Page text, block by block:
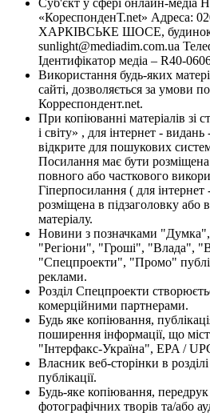
«КореспонденТ.net» Адреса:
ХАРКІВСЬКЕ ШОСЕ, будинок
sunlight@mediadim.com.ua
Ідентифікатор медіа – R40-
Використання будь-яких
сайті, дозволяється за умови
Корреспондент.net.
При копіюванні матеріалів зі
і світу» , для інтернет -
відкрите для пошукових
Посилання має бути розміщена
повного або часткового
Гіперпосилання ( для
розміщена в підзаголовку або
матеріалу.
Новини з позначками
"Регіони", "Гроші", "Влада",
"Спецпроекти", "Промо"
реклами.
Розділ Спецпроекти
комерційними партнерами.
Будь яке копіювання,
поширення інформації, що
"Інтерфакс-Україна", EPA /
Власник веб-сторінки в
публікації.
Будь-яке копіювання, передрук
фотографічних творів та/або